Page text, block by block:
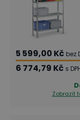
5 599,00 Kč bez
6 774,79 Kč s
Zobrazit